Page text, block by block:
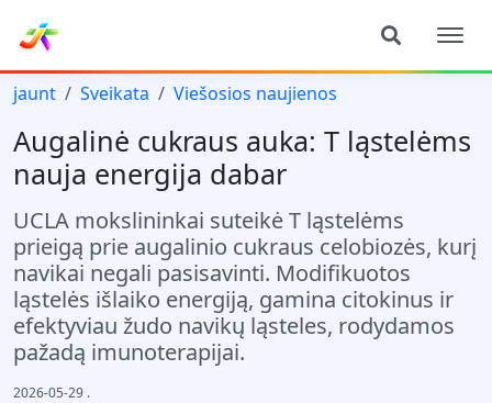
jaunt Sveikata Viešosios naujienos
Augalinė cukraus auka: T ląstelėms
nauja energija dabar
UCLA mokslininkai suteikė T ląstelėms
prieigą prie augalinio cukraus celobiozės, kurį
navikai negali pasisavinti. Modifikuotos
ląstelės išlaiko energiją, gamina citokinus ir
efektyviau žudo navikų ląsteles, rodydamos
pažadą imunoterapijai.
2026-05-29 .